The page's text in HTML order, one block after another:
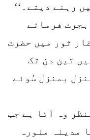
رہنے دیتے۔‘‘
فرماتے
ثور میں حضرت
تین دن تک
بمنزل سُوئے
وہ آتا ہے جب
مدینہ منورہ